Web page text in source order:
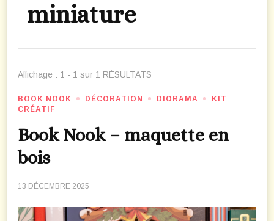
miniature
Affichage : 1 - 1 sur 1 RÉSULTATS
BOOK NOOK DÉCORATION DIORAMA
KIT
CRÉATIF
Book Nook – maquette en
bois
13 DÉCEMBRE 2025